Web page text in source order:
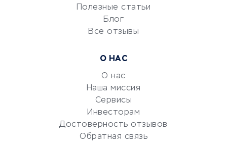
УСЛУГИ ДЛЯ БИЗНЕСА
документооборот
Юридические компании
Полезные статьи
Блог
Все отзывы
О НАС
О нас
Наша миссия
Сервисы
Инвесторам
Достоверность отзывов
Обратная связь